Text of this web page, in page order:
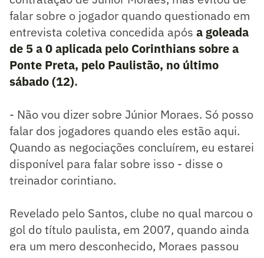
falar sobre o jogador quando questionado em
entrevista coletiva concedida após a goleada
de 5 a 0 aplicada pelo Corinthians sobre a
Ponte Preta, pelo Paulistão, no último
sábado (12).
- Não vou dizer sobre Júnior Moraes. Só posso
falar dos jogadores quando eles estão aqui.
Quando as negociações concluírem, eu estarei
disponível para falar sobre isso - disse o
treinador corintiano.
Revelado pelo Santos, clube no qual marcou o
gol do título paulista, em 2007, quando ainda
era um mero desconhecido, Moraes passou